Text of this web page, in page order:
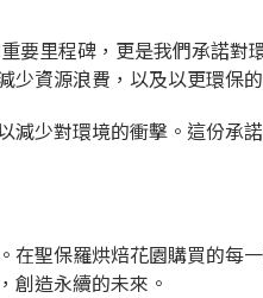
要里程碑，更是我們承諾對
資源浪費，以及以更環保
少對環境的衝擊。這份承
聖保羅烘焙花園購買的每
創造永續的未來。